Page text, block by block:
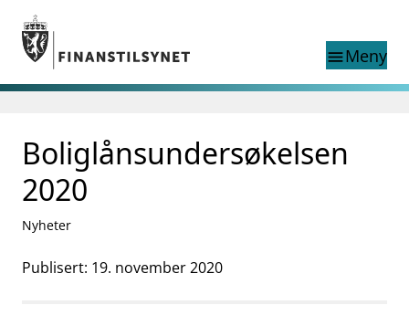
Gå til hovedinnhold
Gå til søkesiden
menuMeny
nettstedet
English
English
Tilsyn
Aktuelt
Tema
Boliglånsundersøkelsen
2020
Nyheter
Publisert: 19. november 2020